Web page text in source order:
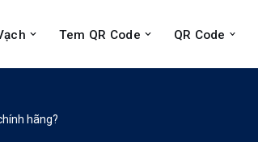
Tem QR Code QR Code
hãng?